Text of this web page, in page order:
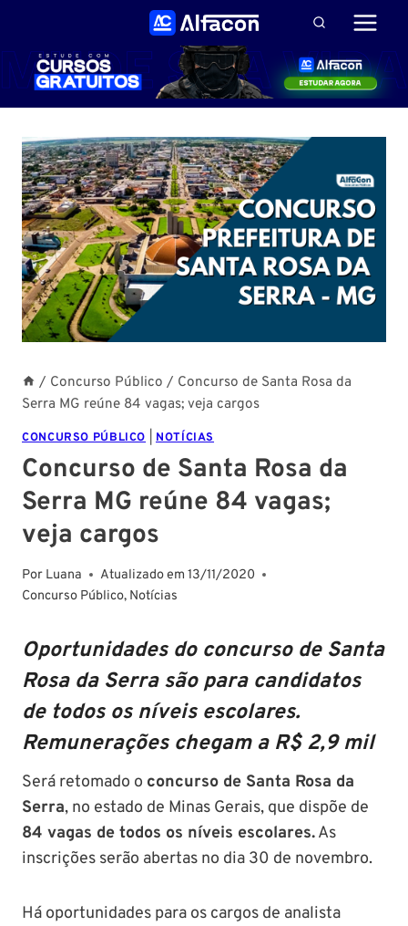
Conteúdo
/ Concurso Público / Concurso de Santa Rosa da
Serra MG reúne 84 vagas; veja cargos
CONCURSO PÚBLICO NOTÍCIAS
Concurso de Santa Rosa da
Serra MG reúne 84 vagas;
veja cargos
Por Luana Atualizado em 13/11/2020
Concurso Público, Notícias
Oportunidades do concurso de Santa
Rosa da Serra são para candidatos
de todos os níveis escolares.
Remunerações chegam a R$ 2,9 mil
Será retomado o concurso de Santa Rosa da
Serra, no estado de Minas Gerais, que dispõe de
84 vagas de todos os níveis escolares.As
inscrições serão abertas no dia 30 de novembro.
Há oportunidades para os cargos de analista